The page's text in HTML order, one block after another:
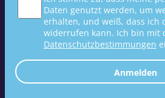
Daten genutzt werden, um
erhalten, und weiß, dass ich
widerrufen kann. Ich bin mit
Datenschutzbestimmungen
Anmelden